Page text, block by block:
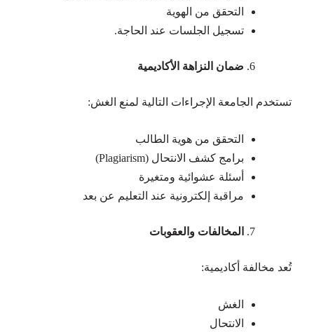
التحقق من الهوية
تسجيل الجلسات عند الحاجة.
ضمان النزاهة الأكاديمية
تستخدم الجامعة الإجراءات التالية لمنع الغش:
التحقق من هوية الطالب
برامج كشف الانتحال (Plagiarism)
أسئلة عشوائية ومتغيرة
مراقبة إلكترونية عند التعليم عن بعد
المخالفات والعقوبات
تُعد مخالفة أكاديمية:
الغش
الانتحال